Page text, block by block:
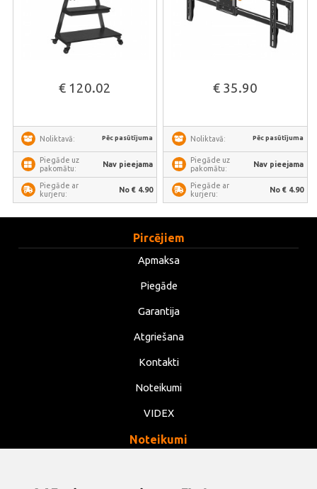
€ 120.02
Noliktavā: Pēc pasūtījuma
Piegāde uz
pakomātu:
Nav pieejama
Piegāde ar
kurjeru:
No € 4.90
€ 35.90
Noliktavā: Pēc pasūtījuma
Piegāde uz
pakomātu:
Nav pieejama
Piegāde ar
kurjeru:
No € 4.90
Pircējiem
Apmaksa
Piegāde
Garantija
Atgriešana
Kontakti
Noteikumi
VIDEX
Noteikumi